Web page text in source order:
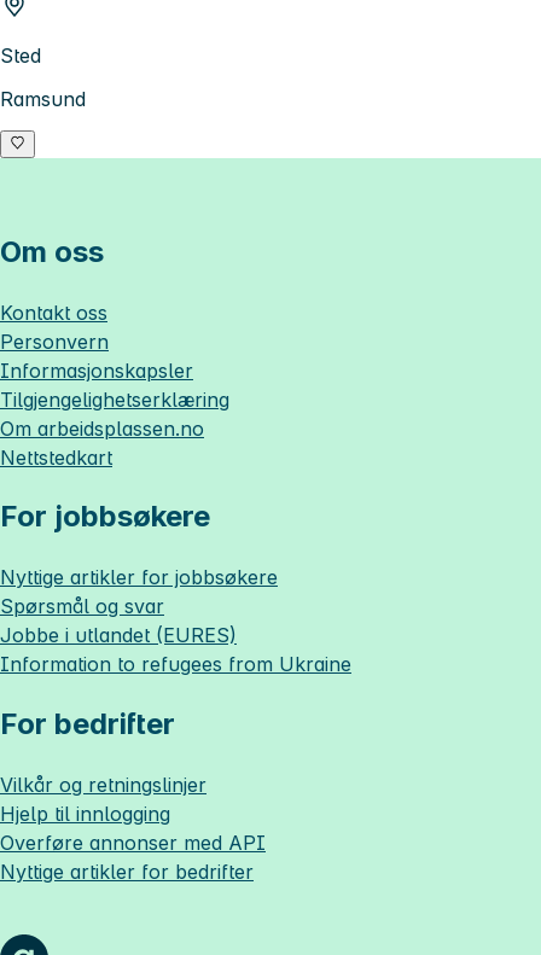
Sted
Ramsund
Om oss
Kontakt oss
Personvern
Informasjonskapsler
Tilgjengelighetserklæring
Om arbeidsplassen.no
Nettstedkart
For jobbsøkere
Nyttige artikler for jobbsøkere
Spørsmål og svar
Jobbe i utlandet (EURES)
Information to refugees from Ukraine
For bedrifter
Vilkår og retningslinjer
Hjelp til innlogging
Overføre annonser med API
Nyttige artikler for bedrifter